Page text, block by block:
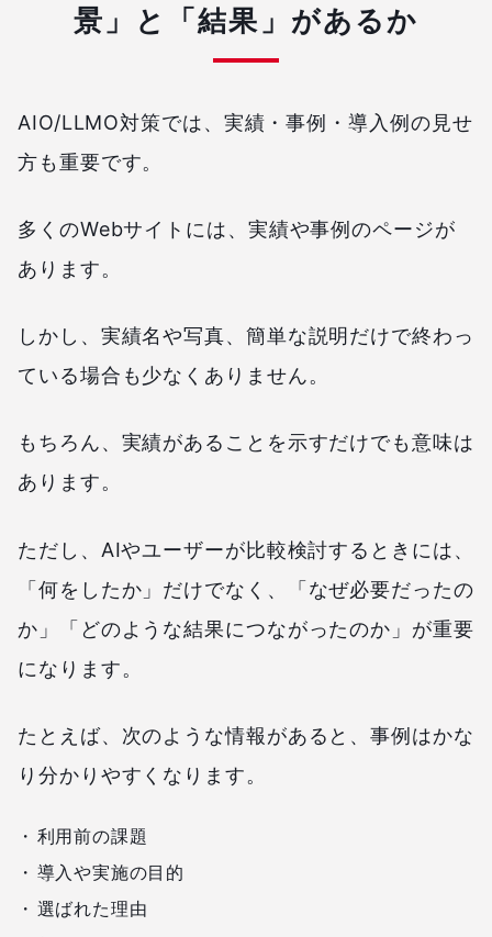
景」と「結果」があるか
AIO/LLMO対策では、実績・事例・導入例の見せ
方も重要です。
多くのWebサイトには、実績や事例のページが
あります。
しかし、実績名や写真、簡単な説明だけで終わっ
ている場合も少なくありません。
もちろん、実績があることを示すだけでも意味は
あります。
ただし、AIやユーザーが比較検討するときには、
「何をしたか」だけでなく、「なぜ必要だったの
か」「どのような結果につながったのか」が重要
になります。
たとえば、次のような情報があると、事例はかな
り分かりやすくなります。
利用前の課題
導入や実施の目的
選ばれた理由